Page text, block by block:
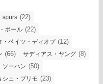
spurs (22)
ポール (22)
・ベイツ・ディオプ(12)
(66) サディアス・ヤング (8)
ソーハン (50)
シュ・プリモ (23)